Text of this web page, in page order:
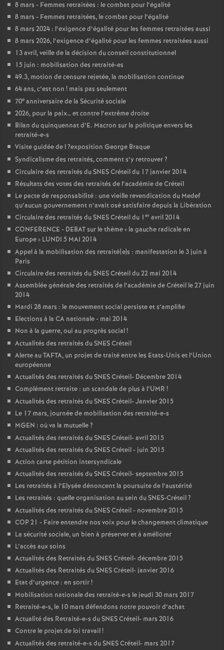
8 mars - Femmes retraitées : le combat pour l’égalité
8 mars - Femmes retraitées, le combat pour l’égalité
8 mars 2024 : l’exigence d’égalité pour les femmes retraitées aussi
8 mars 2026, l’exigence d’égalité pour les femmes retraitées aussi
13 avril, veille de la décision du conseil constitutionnel
15 juin : mobilisation des retraité-es
49.3, motion de censure rejetée, la mobilisation continue
64 ans, c’est non ! mais pas seulement
70e anniversaire de la Sécurité sociale
2026, pour la paix… et contre l’extrême droite
Bilan du quinquennat d’E. Macron sur la politique envers les
retraité-e-s
Visite guidée de l?exposition George Braque
Syndicalisme des retraités, comment s’y retrouver?
Circulaire des retraités duSNESCréteil du 17 janvier 2014
Résultats des votes des retraités de l’académie de Créteil
Le pacte de responsabilité : une vieille revendication du Medef
qu’aucun gouvernement n’avait osé satisfaire depuis la Libération
Circulaire des retraités duSNESCréteil du 1 er avril 2014
CONFERENCE - DEBATsur le thème « la gauche radicale en
Europe» LUNDI 5 MAI 2014
Appel à la mobilisation des retraité(e)s : manifestation le 3 juin à
Paris
Circulaire des retraités duSNESCréteil du 22 mai 2014
Assemblée générale des retraités de l’académie de Créteil le 27 juin
2014
Mardi 28 mars : le mouvement social persiste et s’amplifie
Elections à la CA nationale - mai 2014
Non à la guerre, oui au progrès social!
Actualités des retraités duSNESCréteil
Alerte auTAFTA, un projet de traité entre les Etats-Unis et l’Union
européenne
Actualités des retraités duSNESCréteil- Décembre 2014
Complément retraite : un scandale de plus à l’UMR !
Actualités des retraités duSNESCréteil- Janvier 2015
Le 17 mars, journée de mobilisation des retraité-e-s
MGEN : où va la mutuelle?
Actualités des retraités duSNESCréteil- avril 2015
Actualités des retraités duSNESCréteil - juin 2015
Action carte pétition intersyndicale
Actualités des retraités duSNESCréteil- septembre 2015
Les retraités à l’Elysée dénoncent la poursuite de l’austérité
Les retraités : quelle organisation au sein duSNES-Créteil?
Actualités des retraités duSNESCréteil - novembre 2015
COP21 - Faire entendre nos voix pour le changement climatique
La sécurité sociale, un bien à préserver et à améliorer
L’accès aux soins
Actualités des Retraités duSNESCréteil- décembre 2015
Actualités des Retraités duSNESCréteil- janvier 2016
Etat d’urgence : en sortir!
Mobilisation nationale des retraité-e-s le jeudi 30 mars 2017
Retraité-e-s, le 10 mars défendons notre pouvoir d’achat
Actualité des Retraité-e-s duSNESCréteil- mars 2016
Contre le projet de loi travail!
Actualités des retraité-e-s duSNESCréteil- mars 2017